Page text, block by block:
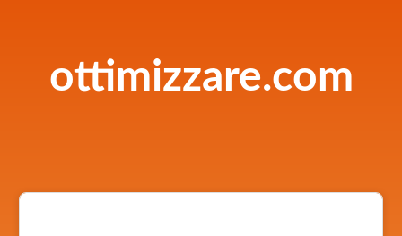
ottimizzare.com